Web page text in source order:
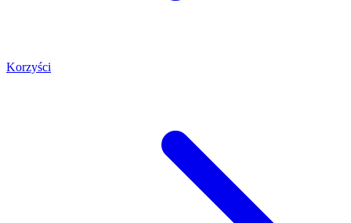
Korzyści